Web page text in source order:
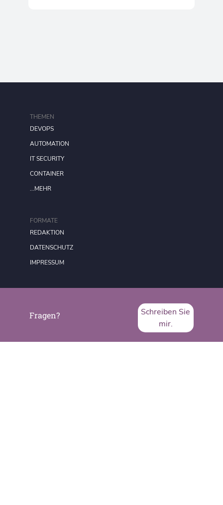
Fragen?
Schreiben Sie
mir.
FORMATE
REDAKTION
DATENSCHUTZ
IMPRESSUM
THEMEN
DEVOPS
AUTOMATION
IT SECURITY
CONTAINER
...MEHR